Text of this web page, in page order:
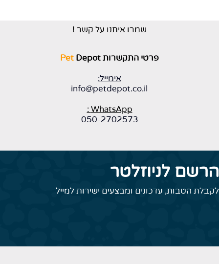
שמרו איתנו על קשר !
פרטי התקשרות Pet Depot
אימייל:
info@petdepot.co.il
WhatsApp :
050-2702573
הרשם לניוזלטר
לקבלת הטבות, עדכונים ומבצעים ישירות למייל